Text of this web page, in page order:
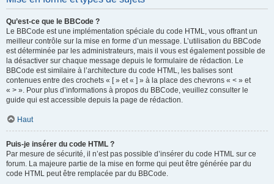
Qu’est-ce que le BBCode ?
Le BBCode est une implémentation spéciale du code HTML, vous offrant un
meilleur contrôle sur la mise en forme d’un message. L’utilisation du BBCode
est déterminée par les administrateurs, mais il vous est également possible de
la désactiver sur chaque message depuis le formulaire de rédaction. Le
BBCode est similaire à l’architecture du code HTML, les balises sont
contenues entre des crochets « [ » et « ] » à la place des chevrons « < » et
« > ». Pour plus d’informations à propos du BBCode, veuillez consulter le
guide qui est accessible depuis la page de rédaction.
Haut
Puis-je insérer du code HTML ?
Par mesure de sécurité, il n’est pas possible d’insérer du code HTML sur ce
forum. La majeure partie de la mise en forme qui peut être générée par du
code HTML peut être remplacée par du BBCode.